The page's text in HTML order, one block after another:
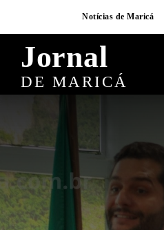
Notícias de Maricá
Jornal
DE MARICÁ